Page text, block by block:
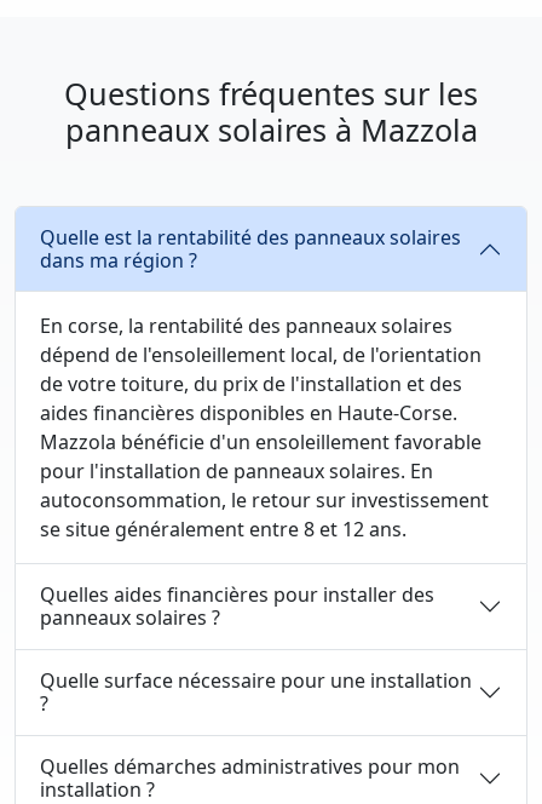
Questions fréquentes sur les
panneaux solaires à Mazzola
Quelle est la rentabilité des panneaux solaires
dans ma région ?
En corse, la rentabilité des panneaux solaires
dépend de l'ensoleillement local, de l'orientation
de votre toiture, du prix de l'installation et des
aides financières disponibles en Haute-Corse.
Mazzola bénéficie d'un ensoleillement favorable
pour l'installation de panneaux solaires. En
autoconsommation, le retour sur investissement
se situe généralement entre 8 et 12 ans.
Quelles aides financières pour installer des
panneaux solaires ?
Quelle surface nécessaire pour une installation
?
Quelles démarches administratives pour mon
installation ?